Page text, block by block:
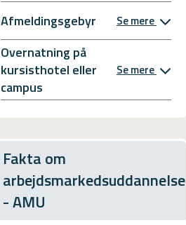
Afmeldingsgebyr Se mere
Overnatning på
kursisthotel eller
campus
Se mere
Fakta om
arbejdsmarkedsuddannelse
- AMU